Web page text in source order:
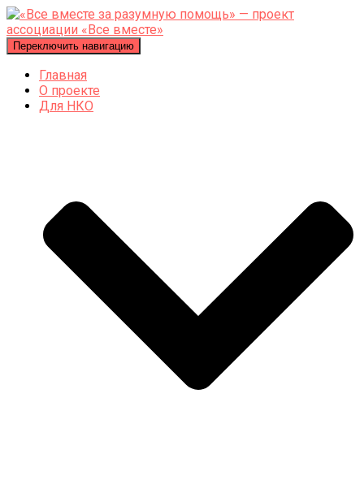
Переключить навигацию
Главная
О проекте
Для НКО